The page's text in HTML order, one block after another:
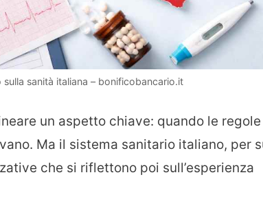
sanità italiana – bonificobancario.it
un aspetto chiave: quando le regole
Ma il sistema sanitario italiano, per
che si riflettono poi sull’esperienza